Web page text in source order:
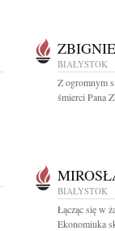
BIAŁYSTOK
Z ogromnym
śmierci Pana
BIAŁYSTOK
Łącząc się w
Ekonomiuka